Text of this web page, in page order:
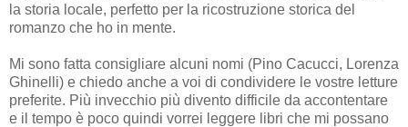
la storia locale, perfetto per la ricostruzione storica del
romanzo che ho in mente.
Mi sono fatta consigliare alcuni nomi (Pino Cacucci, Lorenza
Ghinelli) e chiedo anche a voi di condividere le vostre letture
preferite. Più invecchio più divento difficile da accontentare
e il tempo è poco quindi vorrei leggere libri che mi possano